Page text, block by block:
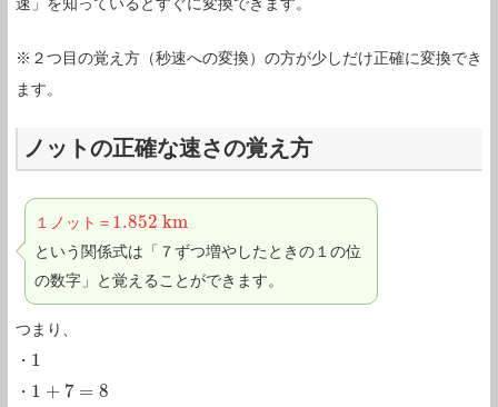
※２つ目の覚え方（秒速への変換）の方が少しだけ正確に変換でき
ます。
ノットの正確な速さの覚え方
１ノット＝ 1.852 km
1.852k m
という関係式は「７ずつ増やしたときの１の位
の数字」と覚えることができます。
つまり、
・ 1
1
・ 1 + 7 = 8
1 +7=8